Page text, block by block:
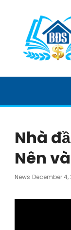
HỌC
SẢN
Nhà
Nên
News Posted
December 4,